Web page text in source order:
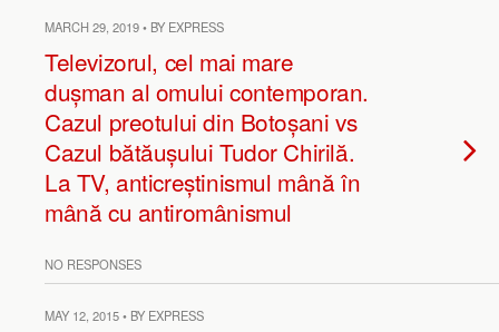
MARCH 29, 2019 • BY EXPRESS
Televizorul, cel mai mare
dușman al omului contemporan.
Cazul preotului din Botoșani vs
Cazul bătăușului Tudor Chirilă.
La TV, anticreștinismul mână în
mână cu antiromânismul
NO RESPONSES
MAY 12, 2015 • BY EXPRESS